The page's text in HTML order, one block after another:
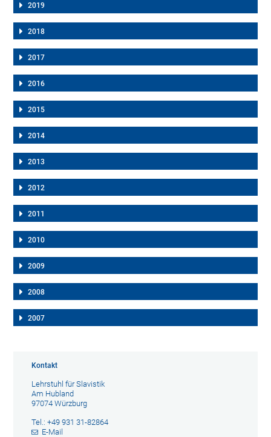
2019
2018
2017
2016
2015
2014
2013
2012
2011
2010
2009
2008
2007
Kontakt
Lehrstuhl für Slavistik
Am Hubland
97074 Würzburg
Tel.: +49 931 31-82864
E-Mail